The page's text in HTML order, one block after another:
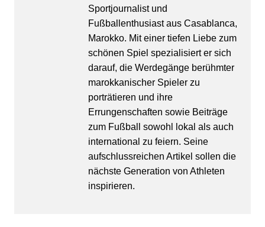
Sportjournalist und
Fußballenthusiast aus Casablanca,
Marokko. Mit einer tiefen Liebe zum
schönen Spiel spezialisiert er sich
darauf, die Werdegänge berühmter
marokkanischer Spieler zu
porträtieren und ihre
Errungenschaften sowie Beiträge
zum Fußball sowohl lokal als auch
international zu feiern. Seine
aufschlussreichen Artikel sollen die
nächste Generation von Athleten
inspirieren.